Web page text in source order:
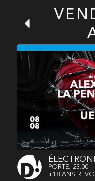
PORTE: 23:00
+18 ANS